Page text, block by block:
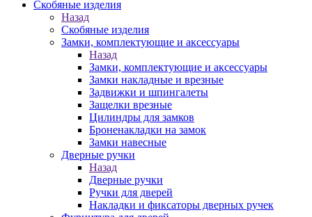
Скобяные изделия
Назад
Скобяные изделия
Замки, комплектующие и аксессуары
Назад
Замки, комплектующие и аксессуары
Замки накладные и врезные
Задвижки и шпингалеты
Защелки врезные
Цилиндры для замков
Броненакладки на замок
Замки навесные
Дверные ручки
Назад
Дверные ручки
Ручки для дверей
Накладки и фиксаторы дверных ручек